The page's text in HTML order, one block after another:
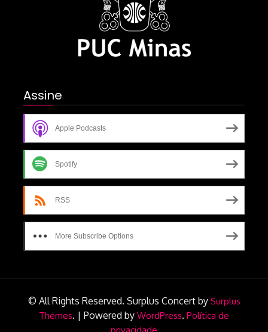
Assine
Apple Podcasts
Spotify
RSS
More Subscribe Options
© All Rights Reserved. Surplus Concert by Surplus
Themes. | Powered by WordPress. Política de